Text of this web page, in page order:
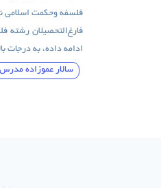
فلسفه وحکمت اسلامی
فارغ‌التحصیلان رشته
ادامه داده، به درجات
سالار عموزاده مدرس دورس حسابان،حساب